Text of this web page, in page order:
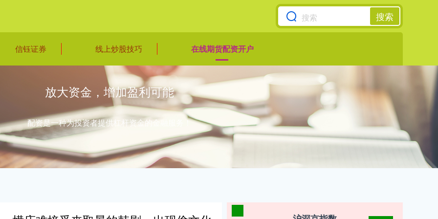
搜索
信钰证券 线上炒股技巧 在线期货配资开户
放大资金，增加盈利可能
配资是一种为投资者提供杠杆资金的金融服务！